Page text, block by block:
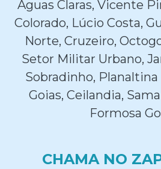
Águas Claras, Vicente
Colorado, Lúcio Costa,
Norte, Cruzeiro,
Setor Militar Urbano,
Sobradinho,
Goias, Ceilandia,
Formosa
CHAMA NO